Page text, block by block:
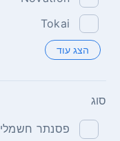
Tokai
הצג עוד
סוג
פסנתר חשמלי